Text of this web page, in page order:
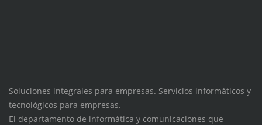
Soluciones integrales para empresas. Servicios informáticos y
tecnológicos para empresas.
El departamento de informática y comunicaciones que